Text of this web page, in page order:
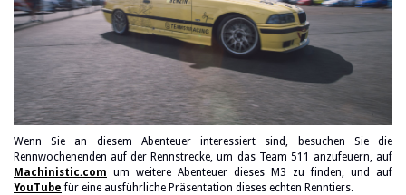
Wenn Sie an diesem Abenteuer interessiert sind, besuchen Sie die
Rennwochenenden auf der Rennstrecke, um das Team 511 anzufeuern, auf
Machinistic.com um weitere Abenteuer dieses M3 zu finden, und auf
YouTube für eine ausführliche Präsentation dieses echten Renntiers.